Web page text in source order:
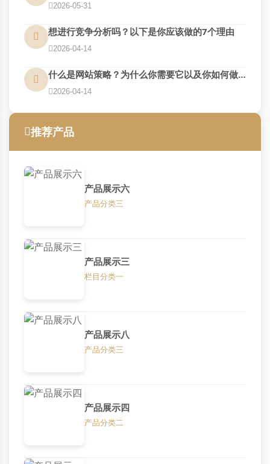
2026-05-31
想进行竞争分析吗？以下是你应该做的7个理由
2026-04-14
什么是网站策略？为什么你需要它以及你如何做到
2026-04-14
推荐产品
产品展示六
产品分类三
产品展示三
栏目分类一
产品展示八
产品分类三
产品展示四
产品分类二